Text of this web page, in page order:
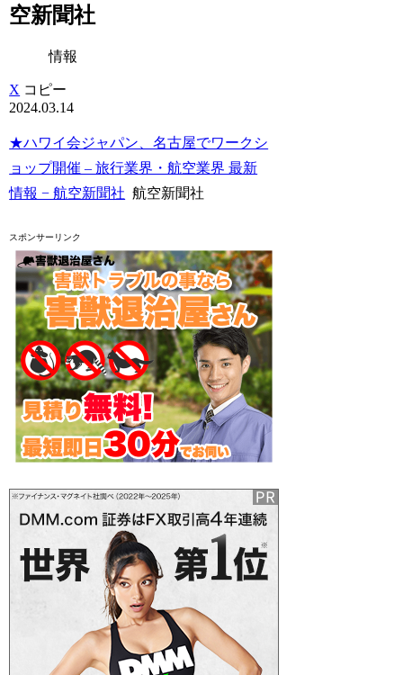
空新聞社
情報
X コピー
2024.03.14
★ハワイ会ジャパン、名古屋でワークシ
ョップ開催 – 旅行業界・航空業界 最新
情報 − 航空新聞社 航空新聞社
スポンサーリンク